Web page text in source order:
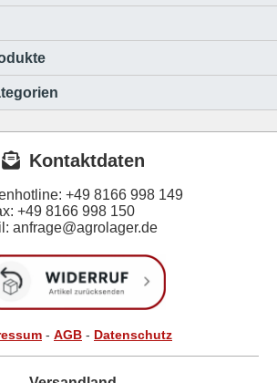
Kontaktdaten
+49 8166 998 149
+49 8166 998 150
anfrage@agrolager.de
- AGB - Datenschutz